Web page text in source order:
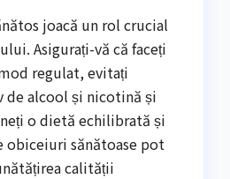
joacă un rol crucial
Asigurați-vă că faceți
regulat, evitați
de alcool și nicotină și
o dietă echilibrată și
obiceiuri sănătoase pot
calității